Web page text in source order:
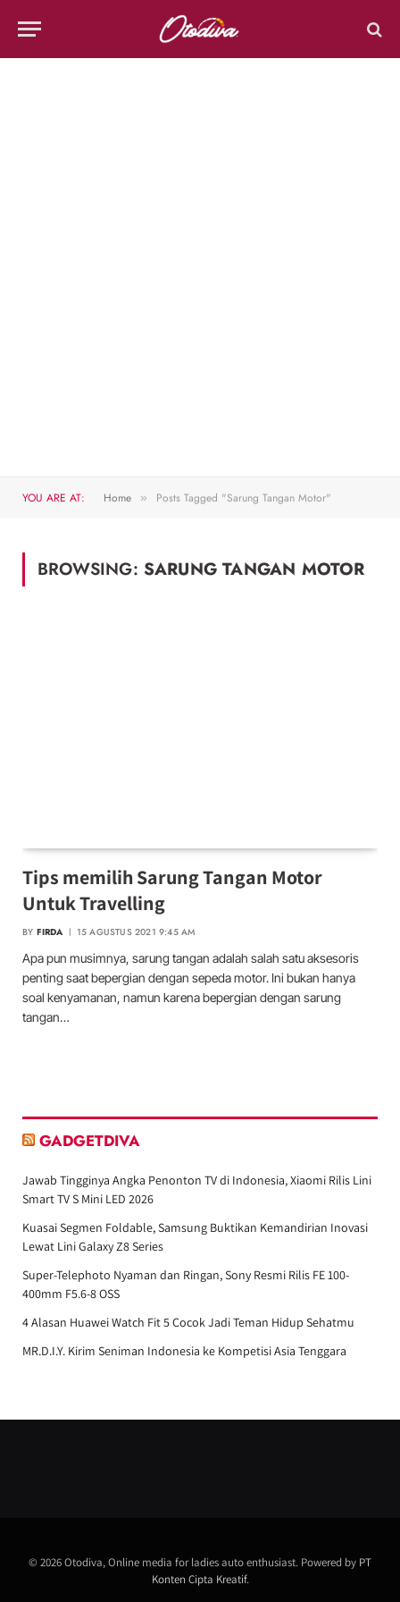
YOU ARE AT: Home » Posts Tagged "Sarung Tangan Motor"
BROWSING: SARUNG TANGAN MOTOR
Tips memilih Sarung Tangan Motor
Untuk Travelling
BY FIRDA 15 AGUSTUS 2021 9:45 AM
Apa pun musimnya, sarung tangan adalah salah satu aksesoris
penting saat bepergian dengan sepeda motor. Ini bukan hanya
soal kenyamanan, namun karena bepergian dengan sarung
tangan…
GADGETDIVA
Jawab Tingginya Angka Penonton TV di Indonesia, Xiaomi Rilis Lini
Smart TV S Mini LED 2026
Kuasai Segmen Foldable, Samsung Buktikan Kemandirian Inovasi
Lewat Lini Galaxy Z8 Series
Super-Telephoto Nyaman dan Ringan, Sony Resmi Rilis FE 100-
400mm F5.6-8 OSS
4 Alasan Huawei Watch Fit 5 Cocok Jadi Teman Hidup Sehatmu
MR.D.I.Y. Kirim Seniman Indonesia ke Kompetisi Asia Tenggara
© 2026 Otodiva, Online media for ladies auto enthusiast. Powered by PT
Konten Cipta Kreatif.